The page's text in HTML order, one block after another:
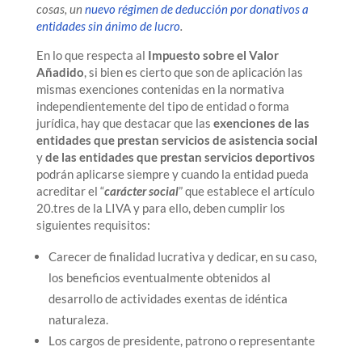
cosas, unnuevo régimen de deducción por donativos a
entidades sin ánimo de lucro
En lo que respecta al Impuesto sobre el Valor
Añadido , si bien es cierto que son de aplicación las
mismas exenciones contenidas en la normativa
independientemente del tipo de entidad o forma
jurídica, hay que destacar que las exenciones de las
entidades que prestan servicios de asistencia social
yde las entidades que prestan servicios deportivos
podrán aplicarse siempre y cuando la entidad pueda
acreditar el “carácter social” que establece el artículo
20.tres de la LIVA y para ello, deben cumplir los
siguientes requisitos:
Carecer de finalidad lucrativa y dedicar, en su caso,
los beneficios eventualmente obtenidos al
desarrollo de actividades exentas de idéntica
naturaleza.
Los cargos de presidente, patrono o representante